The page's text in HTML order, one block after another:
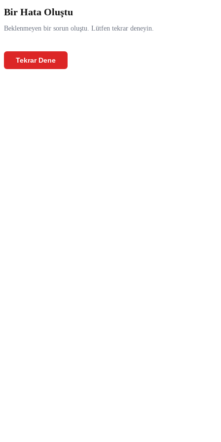
Bir Hata Oluştu
Beklenmeyen bir sorun oluştu. Lütfen tekrar deneyin.
Tekrar Dene